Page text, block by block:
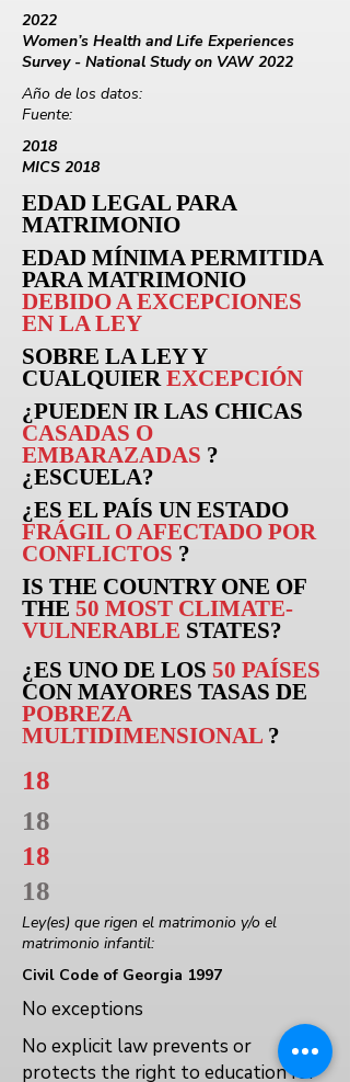
2022
Women’s Health and Life Experiences
Survey - National Study on VAW 2022
Año de los datos:
Fuente:
2018
MICS 2018
EDAD LEGAL PARA
MATRIMONIO
EDAD MÍNIMA PERMITIDA
PARA MATRIMONIO
DEBIDO A EXCEPCIONES
EN LA LEY
SOBRE LA LEY Y
CUALQUIEREXCEPCIÓN
¿PUEDEN IRLAS CHICAS
CASADAS O
EMBARAZADAS ?
¿ESCUELA?
¿ES EL PAÍS UN ESTADO
FRÁGIL O AFECTADO POR
CONFLICTOS ?
IS THE COUNTRY ONE OF
THE 50 MOST CLIMATE-
VULNERABLE STATES?
¿ES UNO DE LOS 50 PAÍSES
CON MAYORES TASAS DE
POBREZA
MULTIDIMENSIONAL ?
18
18
18
18
Ley(es) que rigen el matrimonio y/o el
matrimonio infantil:
Civil Code of Georgia 1997
No exceptions
No explicit law prevents or
protects the right to education for